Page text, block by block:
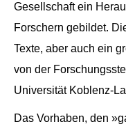
Gesellschaft ein
Forschern gebildet.
Texte, aber auch ein
von der
Universität Koblenz-
Das Vorhaben, den